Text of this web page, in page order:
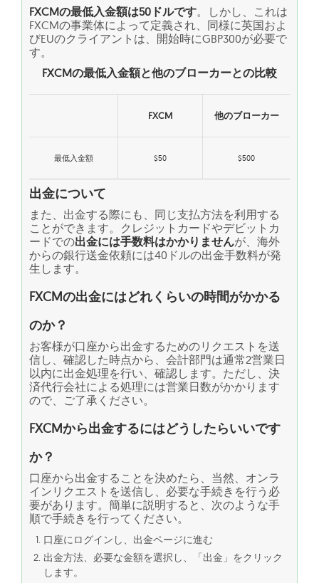
FXCMの最低入金額は50ドルです。しかし、これは
FXCMの事業体によって定義され、同様に英国およ
びEUのクライアントは、開始時にGBP300が必要で
す。
FXCMの最低入金額と他のブローカーとの比較
FXCM 他のブローカー
最低入金額 $50 $500
出金について
また、出金する際にも、同じ支払方法を利用する
ことができます。クレジットカードやデビットカ
ードでの出金には手数料はかかりませんが、海外
からの銀行送金依頼には40ドルの出金手数料が発
生します。
FXCMの出金にはどれくらいの時間がかかる
のか？
お客様が口座から出金するためのリクエストを送
信し、確認した時点から、会計部門は通常2営業日
以内に出金処理を行い、確認します。ただし、決
済代行会社による処理には営業日数がかかります
ので、ご了承ください。
FXCMから出金するにはどうしたらいいです
か？
口座から出金することを決めたら、当然、オンラ
インリクエストを送信し、必要な手続きを行う必
要があります。簡単に説明すると、次のような手
順で手続きを行ってください。
口座にログインし、出金ページに進む
出金方法、必要な金額を選択し、「出金」をクリック
します。